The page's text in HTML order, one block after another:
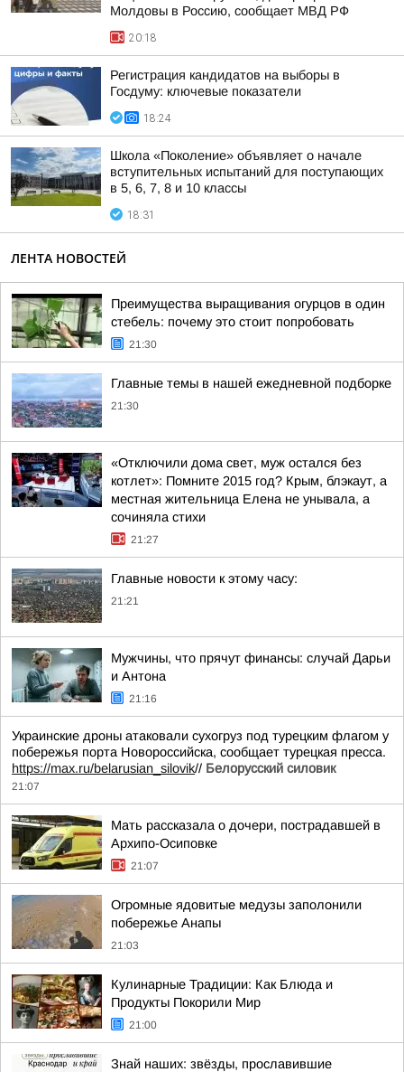
Молдовы в Россию, сообщает МВД РФ
20:18
Регистрация кандидатов на выборы в
Госдуму: ключевые показатели
18:24
Школа «Поколение» объявляет о начале
вступительных испытаний для поступающих
в 5, 6, 7, 8 и 10 классы
18:31
ЛЕНТА НОВОСТЕЙ
Преимущества выращивания огурцов в один
стебель: почему это стоит попробовать
21:30
Главные темы в нашей ежедневной подборке
21:30
«Отключили дома свет, муж остался без
котлет»: Помните 2015 год? Крым, блэкаут, а
местная жительница Елена не унывала, а
сочиняла стихи
21:27
Главные новости к этому часу:
21:21
Мужчины, что прячут финансы: случай Дарьи
и Антона
21:16
Украинские дроны атаковали сухогруз под турецким флагом у
побережья порта Новороссийска, сообщает турецкая пресса.
https://max.ru/belarusian_silovik// Белорусский силовик
21:07
Мать рассказала о дочери, пострадавшей в
Архипо-Осиповке
21:07
Огромные ядовитые медузы заполонили
побережье Анапы
21:03
Кулинарные Традиции: Как Блюда и
Продукты Покорили Мир
21:00
Знай наших: звёзды, прославившие